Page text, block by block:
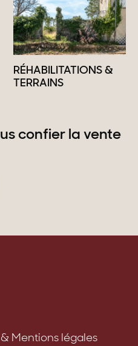
RÉHABILITATIONS &
TERRAINS
confier la vente
Mentions légales